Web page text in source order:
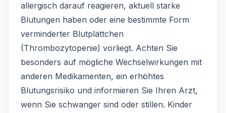
allergisch darauf reagieren, aktuell starke
Blutungen haben oder eine bestimmte Form
verminderter Blutplättchen
(Thrombozytopenie) vorliegt. Achten Sie
besonders auf mögliche Wechselwirkungen mit
anderen Medikamenten, ein erhöhtes
Blutungsrisiko und informieren Sie Ihren Arzt,
wenn Sie schwanger sind oder stillen. Kinder